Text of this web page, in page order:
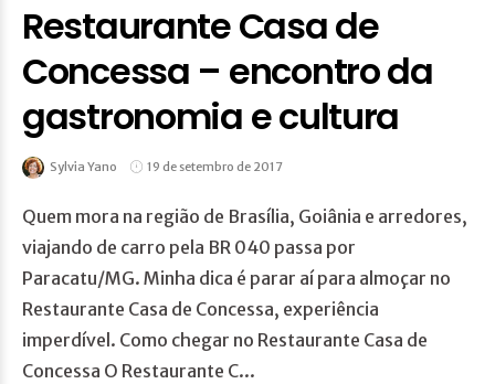
Restaurante Casa de
Concessa – encontro da
gastronomia e cultura
Sylvia Yano 19 de setembro de 2017
Quem mora na região de Brasília, Goiânia e arredores,
viajando de carro pela BR 040 passa por
Paracatu/MG. Minha dica é parar aí para almoçar no
Restaurante Casa de Concessa, experiência
imperdível. Como chegar no Restaurante Casa de
Concessa O Restaurante C...